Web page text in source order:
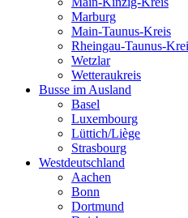
Marburg
Main-Taunus-Kreis
Rheingau-Taunus-
Wetzlar
Wetteraukreis
Busse im Ausland
Basel
Luxembourg
Lüttich/Liège
Strasbourg
Westdeutschland
Aachen
Bonn
Dortmund